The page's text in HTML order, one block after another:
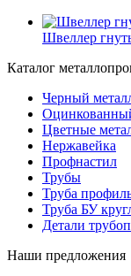
Швеллер
Каталог
Черный
Цветные
Нержавейка
Профнастил
Трубы
Труба
Труба БУ
Детали
Наши предложения